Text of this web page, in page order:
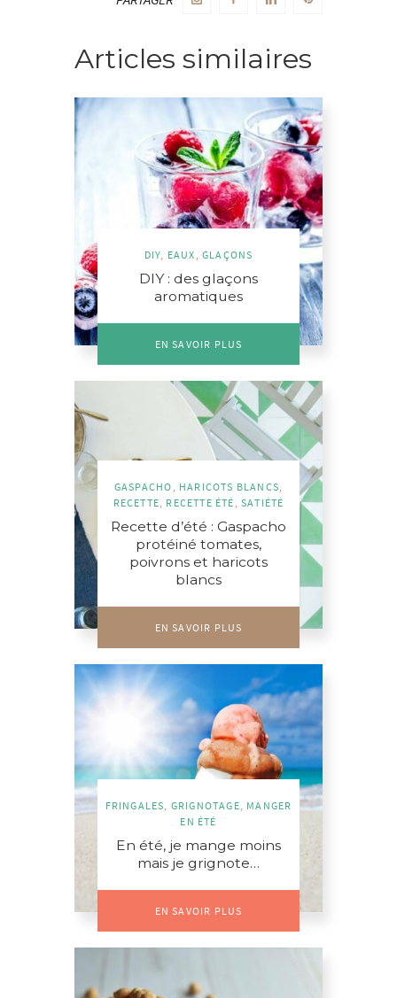
Articles similaires
DIY EAUX GLAÇONS
DIY : des glaçons
aromatiques
EN SAVOIR PLUS
GASPACHO HARICOTS BLANCS
RECETTE RECETTE ÉTÉ SATIÉTÉ
Recette d’été : Gaspacho
protéiné tomates,
poivrons et haricots
blancs
EN SAVOIR PLUS
FRINGALES GRIGNOTAGE MANGER
EN ÉTÉ
En été, je mange moins
mais je grignote…
EN SAVOIR PLUS